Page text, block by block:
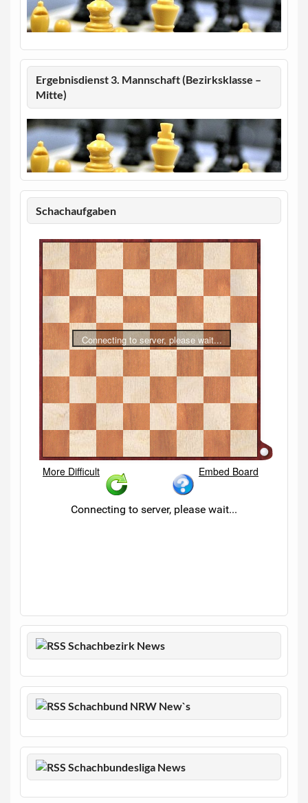
Ergebnisdienst 3. Mannschaft (Bezirksklasse –
Mitte)
Schachaufgaben
Schachbezirk News
Schachbund NRW New`s
Schachbundesliga News